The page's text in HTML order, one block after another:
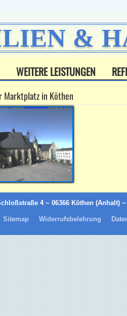
&
WEITERE LEISTUNGEN
Marktplatz in Köthen
4 ~ 06366 Köthen (Anhalt) ~
Sitemap Widerrufsbelehrung